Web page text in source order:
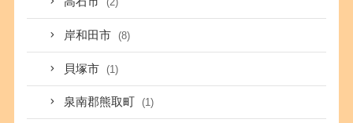
岸和田市 (8)
貝塚市 (1)
泉南郡熊取町 (1)